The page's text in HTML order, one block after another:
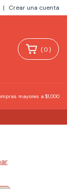
| Crear una cuenta
(0)
mayores a $1,000